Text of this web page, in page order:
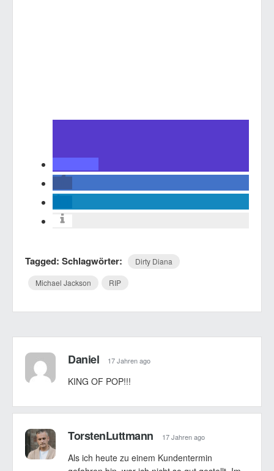
Tagged: Schlagwörter: Dirty Diana
Michael Jackson RIP
Daniel 17 Jahren ago
KING OF POP!!!
TorstenLuttmann 17 Jahren ago
Als ich heute zu einem Kundentermin